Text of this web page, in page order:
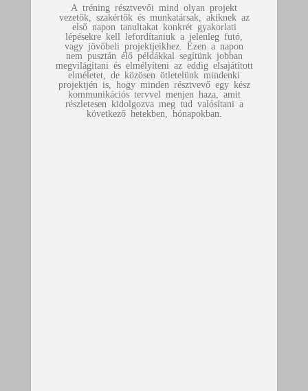
A tréning résztvevői mind olyan projekt
vezetők, szakértők és munkatársak, akiknek az
első napon tanultakat konkrét gyakorlati
lépésekre kell lefordítaniuk a jelenleg futó,
vagy jövőbeli projektjeikhez. Ezen a napon
nem pusztán élő példákkal segítünk jobban
megvilágítani és elmélyíteni az eddig elsajátított
elméletet, de közösen ötletelünk mindenki
projektjén is, hogy minden résztvevő egy kész
kommunikációs tervvel menjen haza, amit
részletesen kidolgozva meg tud valósítani a
következő hetekben, hónapokban.